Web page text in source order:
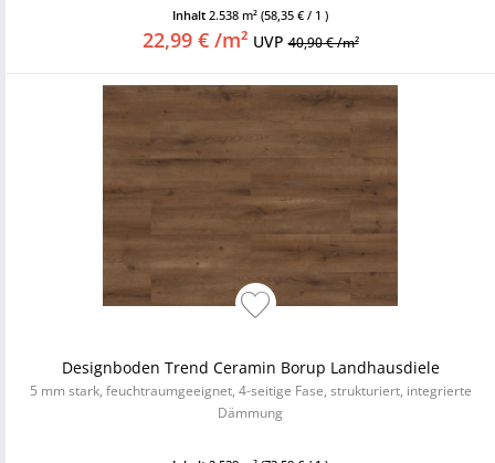
Inhalt 2.538 m² (58,35 € / 1 )
22,99 € /m² UVP40,90 € /m²
Designboden Trend Ceramin Borup Landhausdiele
5 mm stark, feuchtraumgeeignet, 4-seitige Fase, strukturiert, integrierte
Dämmung